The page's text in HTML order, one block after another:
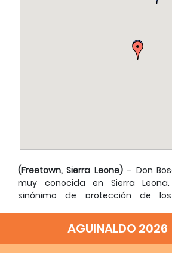
(Freetown, Sierra Leone)– Don
muy conocida en Sierra
sinónimo de protección de
ser capaz de hacer llevar presos a
y abusadores de los menores. El
AGUINALDO 2026